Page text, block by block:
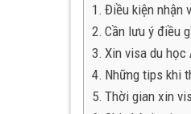
Điều kiện nhận
Cần lưu ý điều
Xin visa du học
Những tips khi
Thời gian xin